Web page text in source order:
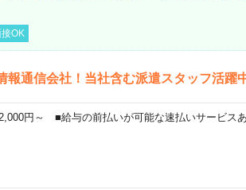
OK
通信会社！当社含む派遣スタッフ活躍
円～ ■給与の前払いが可能な速払いサービス